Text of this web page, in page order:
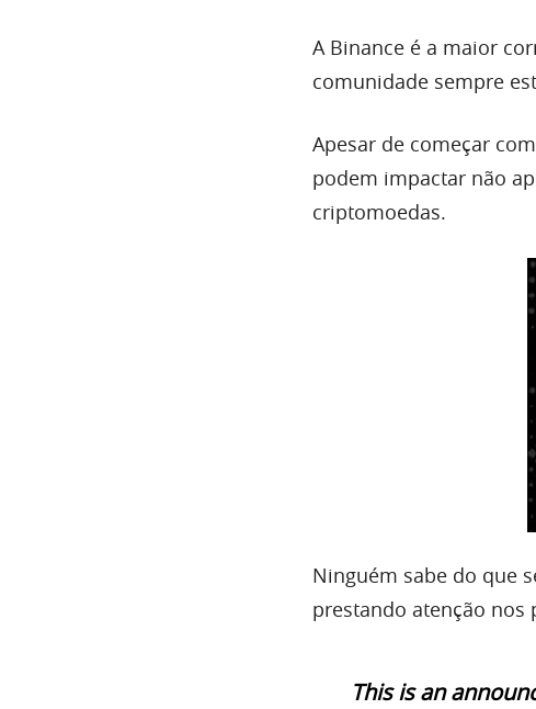
A Binance é a maior
comunidade sempre
Apesar de começar
podem impactar não
criptomoedas.
Ninguém sabe do que
prestando atenção nos
This is an